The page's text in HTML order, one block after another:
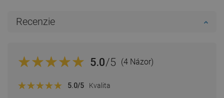
Recenzie
5.0/5 (4 Názor)
5.0/5 Kvalita